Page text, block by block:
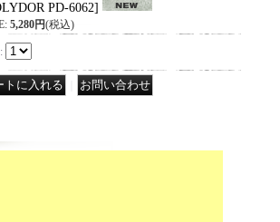
PD-6062]
: 5,280円(税込)
: